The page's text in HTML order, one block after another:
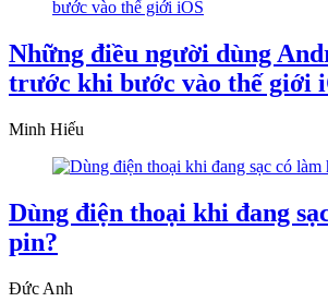
Những điều người dùng
trước khi bước vào thế giới
Minh Hiếu
Dùng điện thoại khi đang
pin?
Đức Anh